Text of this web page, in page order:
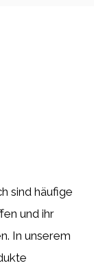
sind häufige
und ihr
In unserem